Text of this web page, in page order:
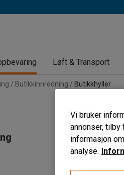
Løft & Transport
Butikkinnredning Butikkhyller
Høyde Bredde
Vi bruker
annonser,
informasjon
analyse.